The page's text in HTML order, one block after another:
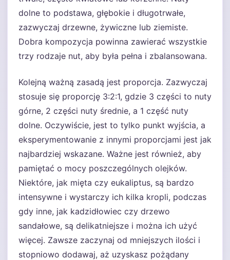
dolne to podstawa, głębokie i długotrwałe,
zazwyczaj drzewne, żywiczne lub ziemiste.
Dobra kompozycja powinna zawierać wszystkie
trzy rodzaje nut, aby była pełna i zbalansowana.
Kolejną ważną zasadą jest proporcja. Zazwyczaj
stosuje się proporcję 3:2:1, gdzie 3 części to nuty
górne, 2 części nuty średnie, a 1 część nuty
dolne. Oczywiście, jest to tylko punkt wyjścia, a
eksperymentowanie z innymi proporcjami jest jak
najbardziej wskazane. Ważne jest również, aby
pamiętać o mocy poszczególnych olejków.
Niektóre, jak mięta czy eukaliptus, są bardzo
intensywne i wystarczy ich kilka kropli, podczas
gdy inne, jak kadzidłowiec czy drzewo
sandałowe, są delikatniejsze i można ich użyć
więcej. Zawsze zaczynaj od mniejszych ilości i
stopniowo dodawaj, aż uzyskasz pożądany